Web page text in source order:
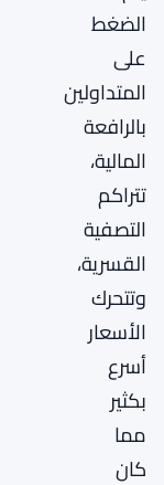
الضغط
على
المتداولين
بالرافعة
المالية،
تتراكم
التصفية
القسرية،
وتتحرك
الأسعار
أسرع
بكثير
مما
كان